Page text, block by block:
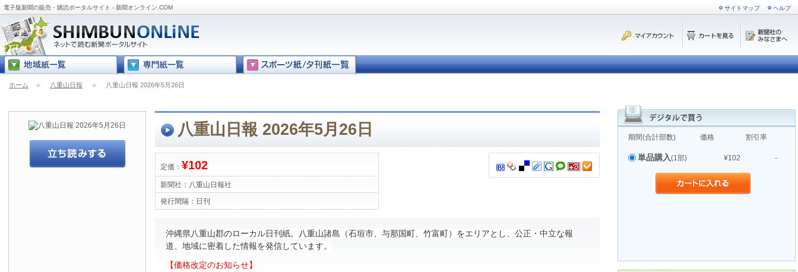
電子版新聞の販売・購読ポータルサイト - 新聞オンライン.COM サイトマップ ヘルプ
ホーム ＞ 八重山日報 ＞ 八重山日報 2026年5月26日
期間(合計部数) 価格 割引率
単品購入(1部) ¥102 -
八重山日報 2026年5月26日
定価： ¥102
新聞社： 八重山日報社
発行間隔： 日刊
沖縄県八重山郡のローカル日刊紙。八重山諸島（石垣市、与那国町、竹富町）をエリアとし、公正・中立な報
道、地域に密着した情報を発信しています。
【価格改定のお知らせ】